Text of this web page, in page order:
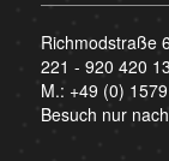
Richmodstraße
221 - 920 420 13
M.: +49 (0)
Besuch nur